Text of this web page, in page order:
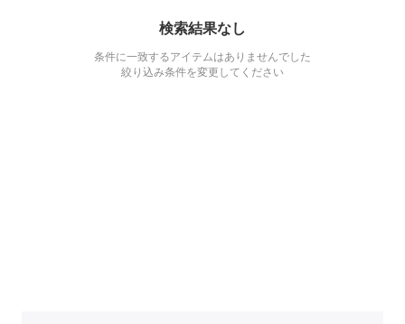
検索結果なし
条件に一致するアイテムはありませんでした
絞り込み条件を変更してください